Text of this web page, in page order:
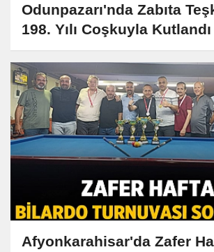
Odunpazarı'nda Zabıta
198. Yılı Coşkuyla Kutlandı
Afyonkarahisar'da Zafer